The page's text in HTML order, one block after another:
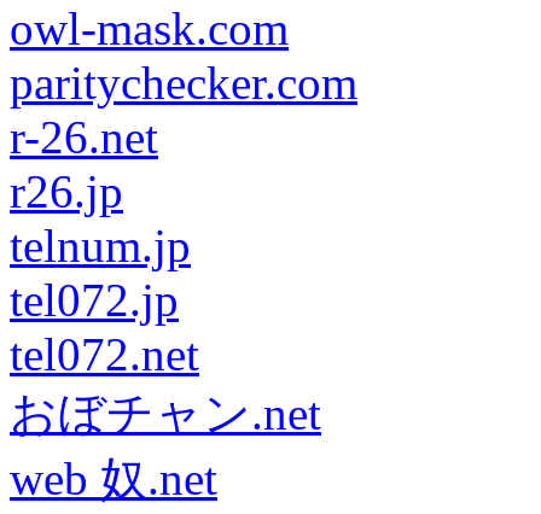
owl-mask.com
paritychecker.com
r-26.net
r26.jp
telnum.jp
tel072.jp
tel072.net
おぼチャン.net
web 奴.net